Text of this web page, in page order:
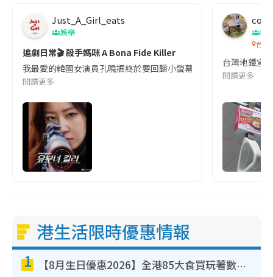
Just_A_Girl_eats
娛樂
追劇日常🎬 殺手媽咪 A Bona Fide Killer
我最愛的韓國女演員孔曉振終於要回歸小螢幕啦!這次的劇本改編
閱讀更多
co
吹
台灣
台灣地鐵宣
閱讀更多
港生活限時優惠情報
1 【8月生日優惠2026】全港85大食買玩著數攻略 自助餐/火鍋放題同行免費＋誠品/DONKI送現金券